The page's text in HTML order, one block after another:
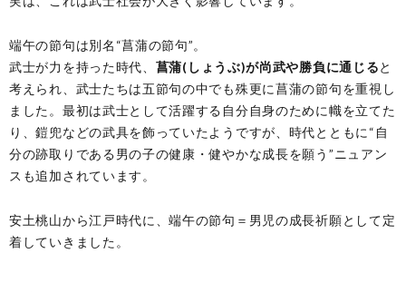
端午の節句は別名“菖蒲の節句”。
武士が力を持った時代、 菖蒲(しょうぶ)が尚武や勝負に通じると
考えられ、武士たちは五節句の中でも殊更に菖蒲の節句を重視し
ました。最初は武士として活躍する自分自身のために幟を立てた
り、鎧兜などの武具を飾っていたようですが、時代とともに“自
分の跡取りである男の子の健康・健やかな成長を願う”ニュアン
スも追加されています。
安土桃山から江戸時代に、端午の節句＝男児の成長祈願として定
着していきました。